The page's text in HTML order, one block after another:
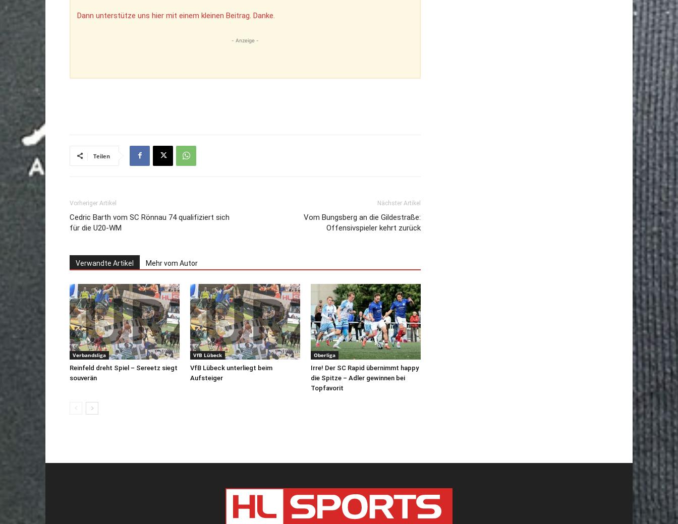
Dann unterstütze uns hier mit einem kleinen Beitrag. Danke.
- Anzeige -
Teilen
Vorheriger Artikel
Cedric Barth vom SC Rönnau 74 qualifiziert sich
für die U20-WM
Nächster Artikel
Vom Bungsberg an die Gildestraße:
Offensivspieler kehrt zurück
Verwandte Artikel Mehr vom Autor
Verbandsliga
Reinfeld dreht Spiel – Sereetz siegt
souverän
VfB Lübeck
VfB Lübeck unterliegt beim
Aufsteiger
Oberliga
Irre! Der SC Rapid übernimmt happy
die Spitze – Adler gewinnen bei
Topfavorit